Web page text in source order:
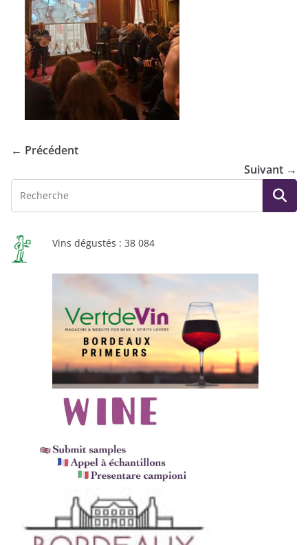
← Précédent
Suivant →
Vins dégustés : 38 084